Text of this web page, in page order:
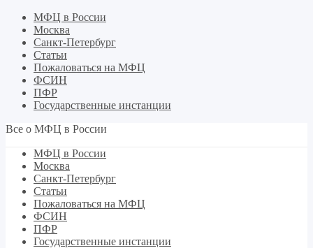
МФЦ в России
Москва
Санкт-Петербург
Статьи
Пожаловаться на МФЦ
ФСИН
ПФР
Государственные инстанции
Все о МФЦ в России
МФЦ в России
Москва
Санкт-Петербург
Статьи
Пожаловаться на МФЦ
ФСИН
ПФР
Государственные инстанции